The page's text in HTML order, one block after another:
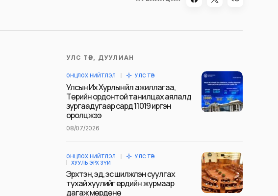
УЛС ТӨР, ДУУЛИАН
ОНЦЛОХ НИЙТЛЭЛ УЛС ТӨР
Улсын Их Хурлын үйл ажиллагаа,
Төрийн ордонтой танилцах аялалд
зургаадугаар сард 11019 иргэн
оролцжээ
08/07/2026
ОНЦЛОХ НИЙТЛЭЛ
УЛС ТӨР
ХУУЛЬ ЭРХ ЗҮЙ
Эрхтэн, эд, эс шилжүүлэн суулгах
тухай хуулийг ердийн журмаар
дагаж мөрдөнө